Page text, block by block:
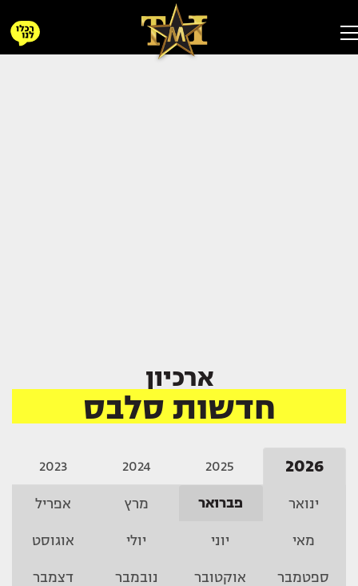
ארכיון
חדשות סלבס
2026
2025
2024
2023
ינואר פברואר מרץ אפריל
מאי יוני יולי אוגוסט
ספטמבר אוקטובר נובמבר דצמבר